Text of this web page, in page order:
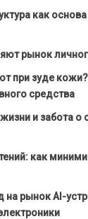
как
рынок
при зуде
средства
и забота о
как
на рынок AI-